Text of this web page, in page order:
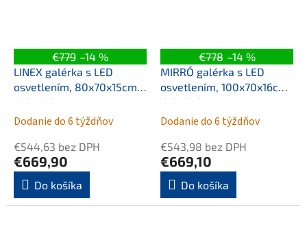
€779 –14 %
LINEX galérka s LED
osvetlením, 80x70x15cm,
dub Alabama
Dodanie do 6 týždňov
€544,63 bez DPH
€669,90
Do košíka
€778 –14 %
MIRRÓ galérka s LED
osvetlením, 100x70x16cm,
dub Alabama
Dodanie do 6 týždňov
€543,98 bez DPH
€669,10
Do košíka